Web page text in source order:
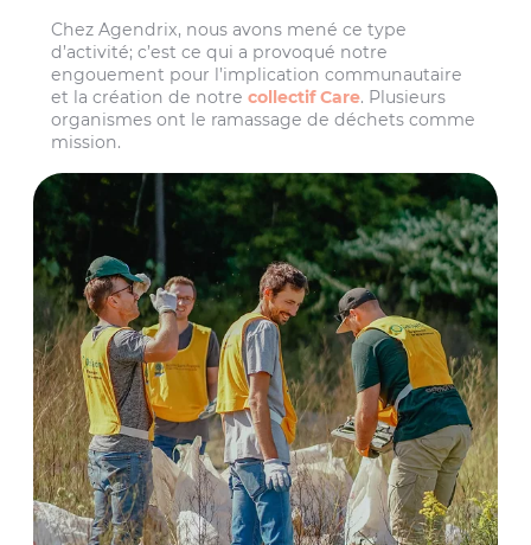
Chez Agendrix, nous avons mené ce type
d’activité; c’est ce qui a provoqué notre
engouement pour l’implication communautaire
et la création de notrecollectif Care. Plusieurs
organismes ont le ramassage de déchets comme
mission.